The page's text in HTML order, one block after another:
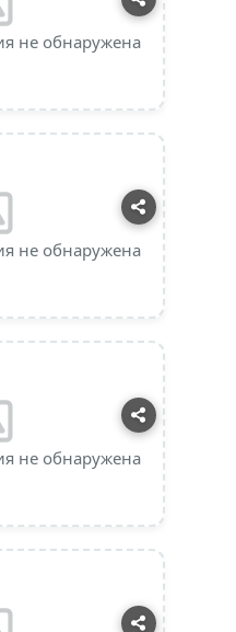
не обнаружена
не обнаружена
не обнаружена